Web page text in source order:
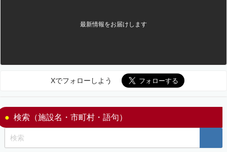
最新情報をお届けします
Xでフォローしよう
検索（施設名・市町村・語句）